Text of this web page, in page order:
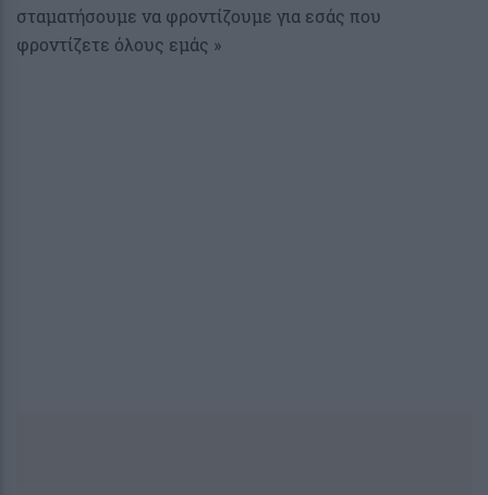
σταματήσουμε να φροντίζουμε για εσάς που
φροντίζετε όλους εμάς »